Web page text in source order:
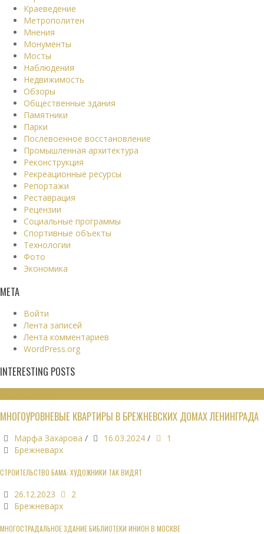
Краеведение
Метрополитен
Мнения
Монументы
Мосты
Наблюдения
Недвижимость
Обзоры
Общественные здания
Памятники
Парки
Послевоенное восстановление
Промышленная архитектура
Реконструкция
Рекреационные ресурсы
Репортажи
Реставрация
Рецензии
Социальные программы
Спортивные объекты
Технологии
Фото
Экономика
МЕТА
Войти
Лента записей
Лента комментариев
WordPress.org
INTERESTING POSTS
МНОГОУРОВНЕВЫЕ КВАРТИРЫ В БРЕЖНЕВСКИХ ДОМАХ ЛЕНИНГРАДА
Марфа Захарова / 16.03.2024 /
1
Брежневарх
СТРОИТЕЛЬСТВО БАМА: ХУДОЖНИКИ ТАК ВИДЯТ
26.12.2023
2
Брежневарх
МНОГОСТРАДАЛЬНОЕ ЗДАНИЕ БИБЛИОТЕКИ ИНИОН В МОСКВЕ